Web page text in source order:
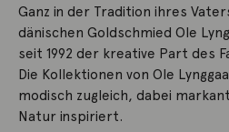
Ganz in der Tradition ihres
dänischen Goldschmied Ole
seit 1992 der kreative Part des
Die Kollektionen von Ole
modisch zugleich, dabei
Natur inspiriert.